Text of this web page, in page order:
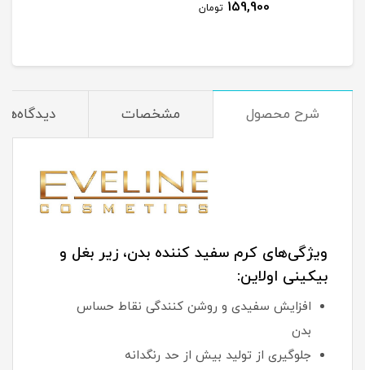
159,900 تومان
شرح محصول مشخصات دیدگاه‌ها
ویژگی‌های کرم سفید کننده بدن، زیر بغل و
بیکینی اولاین:
افزایش سفیدی و روشن کنندگی نقاط حساس
بدن
جلوگیری از تولید بیش از حد رنگدانه